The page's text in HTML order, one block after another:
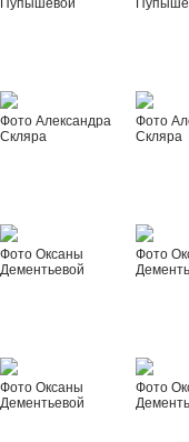
Пупышевой
Фото Александра
Скляра
Фото
Скляра
Фото Оксаны
Дементьевой
Фото
Фото Оксаны
Дементьевой
Фото